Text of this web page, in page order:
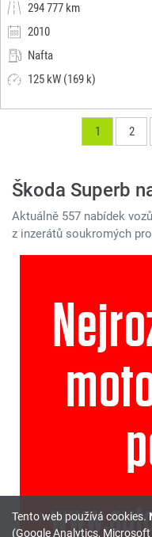
294 777 km
2010
Nafta
125 kW (169 k)
1 2
Škoda Superb
Aktuálně 557 nabídek
z inzerátů soukromých
Tento web používá cookies.
(Google Analytics,